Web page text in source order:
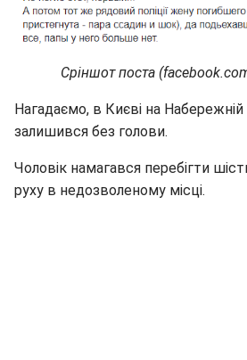
Сріншот поста
Нагадаємо, в Києві на
залишився без голови.
Чоловік намагався перебігти
руху в недозволеному місці.